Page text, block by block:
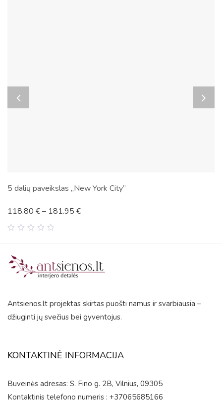
5 dalių paveikslas „New York City”
5
118.80 €– 181.95 €
Antsienos.lt projektas skirtas puošti namus ir svarbiausia –
džiuginti jų svečius bei gyventojus.
KONTAKTINĖ INFORMACIJA
Buveinės adresas: S. Fino g. 2B, Vilnius, 09305
Kontaktinis telefono numeris : +37065685166